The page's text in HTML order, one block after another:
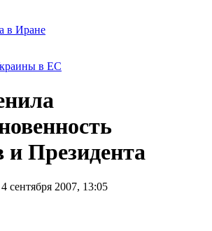
в Иране
в ЕС
и Президента
сентября 2007, 13:05